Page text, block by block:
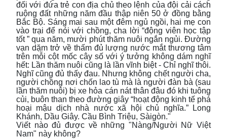
đối với đứa trẻ con địa chủ theo lệnh của đội cải cách
ruộng đất những năm đầu thập niên 50 ở đồng bằng
Bắc Bộ. Sáng mai sau một đêm ngủ ngồi, hai mẹ con
vào trại để nói với chồng, cha lời “động viên học tập
tốt ” qua năm, mười phút thăm nuôi ngắn ngủi. Đường
vạn dặm trở về thấm đủ lượng nước mắt thương tâm
trên mỗi cột mốc cây số với ý tưởng không dám nghĩ
hết: Lần thăm nuôi cũng là lần vĩnh biệt - Chỉ nghĩ thôi.
Nghĩ cũng đủ thấy đau. Nhưng không chết người cha,
người chồng nơi chốn lao tù mà là người đàn bà (sau
lần thăm nuôi) bị xe hỏa cán nát thân đâu đó khi tuông
củi, buôn than theo đường giây “hoạt động kinh tế phá
hoại mậu dịch nhà nước xã hội chủ nghĩa.” Long
Khánh, Dầu Giây. Cầu Bình Triệu, Sàigòn."
Viết nào đủ được về những "Nàng/Người Nữ Việt
Nam" này không?